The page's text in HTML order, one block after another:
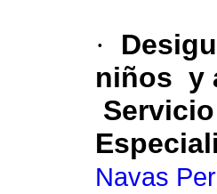
·
niños y
Navas